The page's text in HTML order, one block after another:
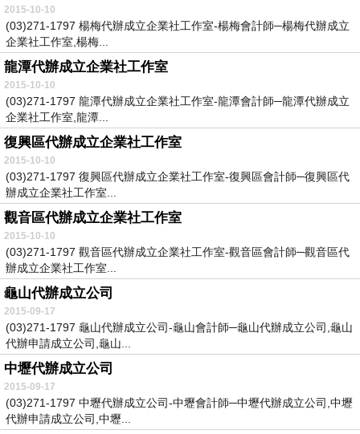
2015-10-10
​ (03)271-1797 楊梅代辦成立企業社工作室-楊梅會計師─楊梅代辦成立
企業社工作室,楊梅...
龍潭代辦成立企業社工作室
2015-10-10
​ (03)271-1797 龍潭代辦成立企業社工作室-龍潭會計師─龍潭代辦成立
企業社工作室,龍潭...
復興區代辦成立企業社工作室
2015-10-10
​ (03)271-1797 復興區代辦成立企業社工作室-復興區會計師─復興區代
辦成立企業社工作室...
觀音區代辦成立企業社工作室
2015-10-10
​ (03)271-1797 觀音區代辦成立企業社工作室-觀音區會計師─觀音區代
辦成立企業社工作室...
龜山代辦成立公司
2015-09-17
(03)271-1797 龜山代辦成立公司-龜山會計師─龜山代辦成立公司,龜山
代辦申請成立公司,龜山...
中壢代辦成立公司
2015-09-17
(03)271-1797 中壢代辦成立公司-中壢會計師─中壢代辦成立公司,中壢
代辦申請成立公司,中壢...